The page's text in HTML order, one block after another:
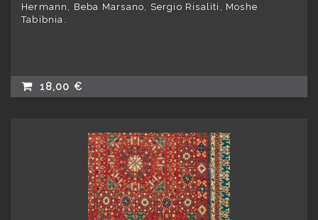
Hermann, Beba Marsano, Sergio Risaliti, Moshe
Tabibnia.
18,00 €